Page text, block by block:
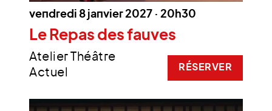
vendredi 8 janvier 2027 · 20h30
Le Repas des fauves
Atelier Théâtre
Actuel
RÉSERVER